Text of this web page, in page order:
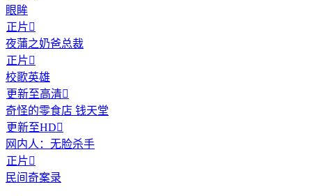
眼眸
正片
夜蒲之奶爸总裁
正片
校歌英雄
更新至高清
奇怪的零食店 钱天堂
更新至HD
网内人：无脸杀手
正片
民间奇案录